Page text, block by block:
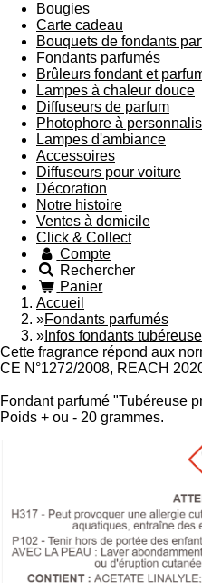
Bougies
Carte cadeau
Bouquets de fondants
Fondants parfumés
Brûleurs fondant et
Lampes à chaleur douce
Diffuseurs de parfum
Photophore à
Lampes d'ambiance
Accessoires
Diffuseurs pour voiture
Décoration
Notre histoire
Ventes à domicile
Click & Collect
Compte
Rechercher
Panier
Accueil
»Fondants parfumés
» Infos fondants
Cette fragrance répond aux
CE N°1272/2008, REACH
Fondant parfumé "Tubéreuse
Poids + ou - 20 grammes.